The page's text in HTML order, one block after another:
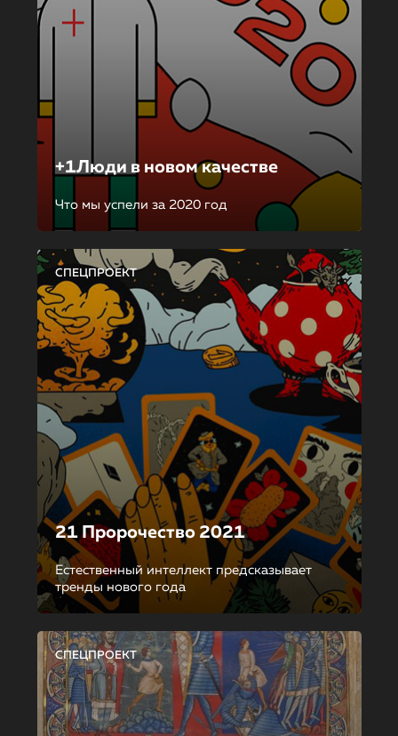
+1Люди в новом качестве
Что мы успели за 2020 год
СПЕЦПРОЕКТ
21 Пророчество 2021
Естественный интеллект предсказывает
тренды нового года
СПЕЦПРОЕКТ